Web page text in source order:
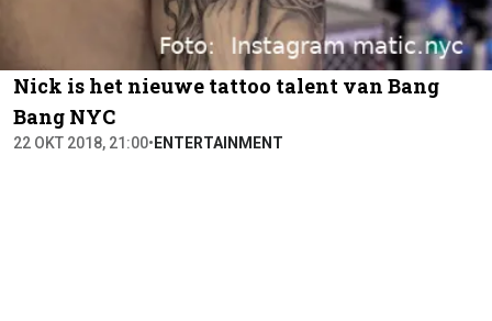
Nick is het nieuwe tattoo talent van Bang
Bang NYC
22 OKT 2018, 21:00• ENTERTAINMENT